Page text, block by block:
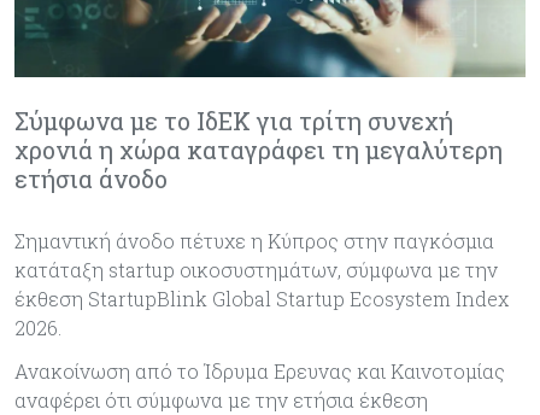
Σύμφωνα με το ΙδΕΚ για τρίτη συνεχή
χρονιά η χώρα καταγράφει τη μεγαλύτερη
ετήσια άνοδο
Σημαντική άνοδο πέτυχε η Κύπρος στην παγκόσμια
κατάταξη startup οικοσυστημάτων, σύμφωνα με την
έκθεση StartupBlink Global Startup Ecosystem Index
2026.
Ανακοίνωση από το Ίδρυμα Ερευνας και Καινοτομίας
αναφέρει ότι σύμφωνα με την ετήσια έκθεση